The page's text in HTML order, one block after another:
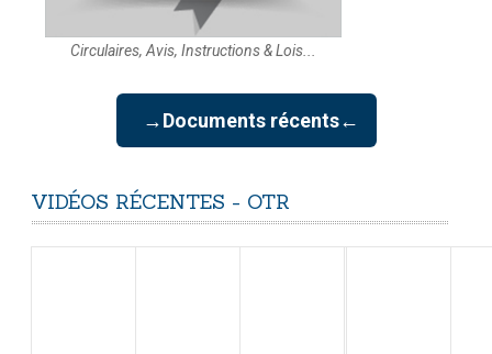
Circulaires, Avis, Instructions & Lois...
→Documents récents←
VIDÉOS RÉCENTES - OTR